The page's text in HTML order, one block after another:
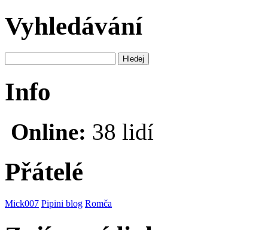
Vyhledávání
Info
Online: 38 lidí
Přátelé
Mick007 Pipini blog Romča